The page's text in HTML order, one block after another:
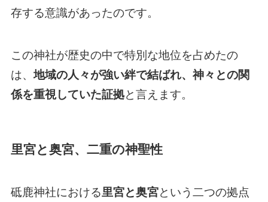
存する意識があったのです。
この神社が歴史の中で特別な地位を占めたの
は、地域の人々が強い絆で結ばれ、神々との関
係を重視していた証拠と言えます。
里宮と奥宮、二重の神聖性
砥鹿神社における里宮と奥宮という二つの拠点